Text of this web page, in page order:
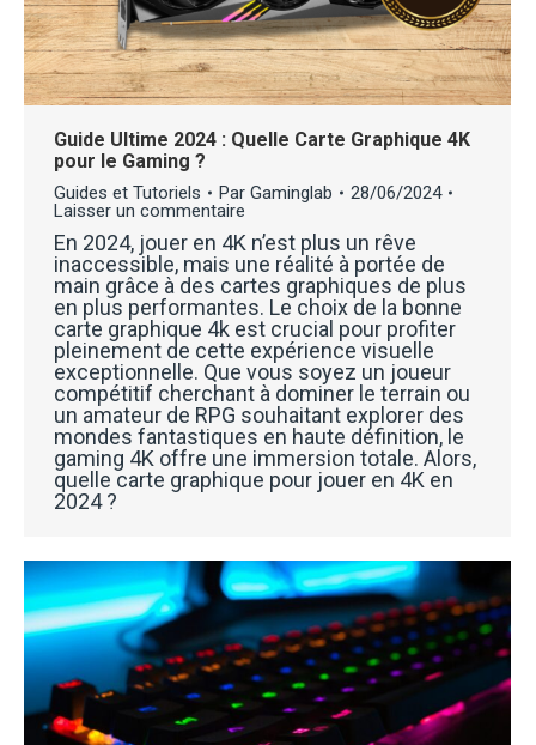
Guide Ultime 2024 : Quelle Carte Graphique 4K
pour le Gaming ?
Guides et Tutoriels Par Gaminglab
28/06/2024
Laisser un commentaire
En 2024, jouer en 4K n’est plus un rêve
inaccessible, mais une réalité à portée de
main grâce à des cartes graphiques de plus
en plus performantes. Le choix de la bonne
carte graphique 4k est crucial pour profiter
pleinement de cette expérience visuelle
exceptionnelle. Que vous soyez un joueur
compétitif cherchant à dominer le terrain ou
un amateur de RPG souhaitant explorer des
mondes fantastiques en haute définition, le
gaming 4K offre une immersion totale. Alors,
quelle carte graphique pour jouer en 4K en
2024 ?